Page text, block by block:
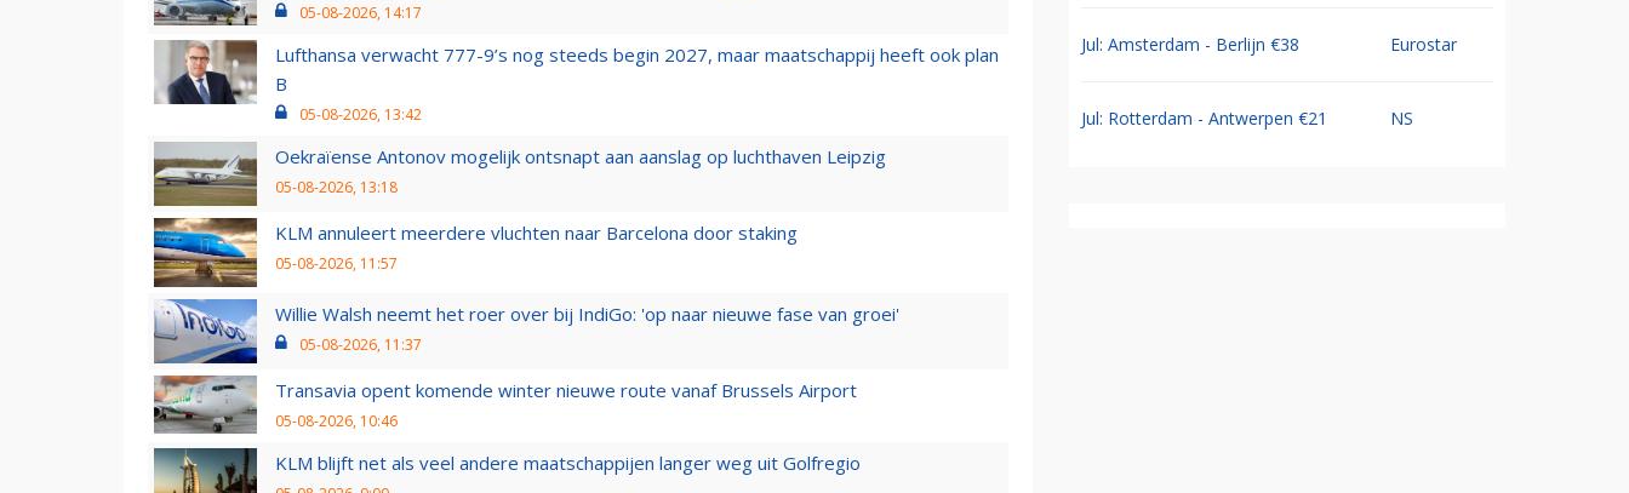
05-08-2026, 14:17
Lufthansa verwacht 777-9’s nog steeds begin 2027, maar maatschappij heeft ook plan
B
05-08-2026, 13:42
Oekraïense Antonov mogelijk ontsnapt aan aanslag op luchthaven Leipzig
05-08-2026, 13:18
KLM annuleert meerdere vluchten naar Barcelona door staking
05-08-2026, 11:57
Willie Walsh neemt het roer over bij IndiGo: 'op naar nieuwe fase van groei'
05-08-2026, 11:37
Transavia opent komende winter nieuwe route vanaf Brussels Airport
05-08-2026, 10:46
KLM blijft net als veel andere maatschappijen langer weg uit Golfregio
Jul: Amsterdam - Berlijn €38 Eurostar
Jul: Rotterdam - Antwerpen €21 NS